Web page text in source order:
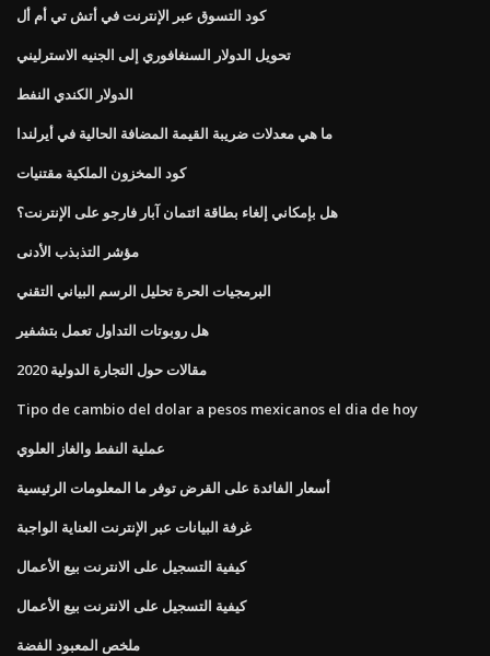
كود التسوق عبر الإنترنت في أتش تي أم أل
تحويل الدولار السنغافوري إلى الجنيه الاسترليني
الدولار الكندي النفط
ما هي معدلات ضريبة القيمة المضافة الحالية في أيرلندا
كود المخزون الملكية مقتنيات
هل بإمكاني إلغاء بطاقة ائتمان آبار فارجو على الإنترنت؟
مؤشر التذبذب الأدنى
البرمجيات الحرة تحليل الرسم البياني التقني
هل روبوتات التداول تعمل بتشفير
مقالات حول التجارة الدولية 2020
Tipo de cambio del dolar a pesos mexicanos el dia de hoy
عملية النفط والغاز العلوي
أسعار الفائدة على القرض توفر ما المعلومات الرئيسية
غرفة البيانات عبر الإنترنت العناية الواجبة
كيفية التسجيل على الانترنت بيع الأعمال
كيفية التسجيل على الانترنت بيع الأعمال
ملخص المعبود الفضة